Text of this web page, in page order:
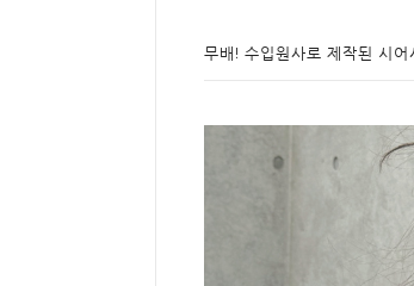
무배! 수입원사로 제작된 시